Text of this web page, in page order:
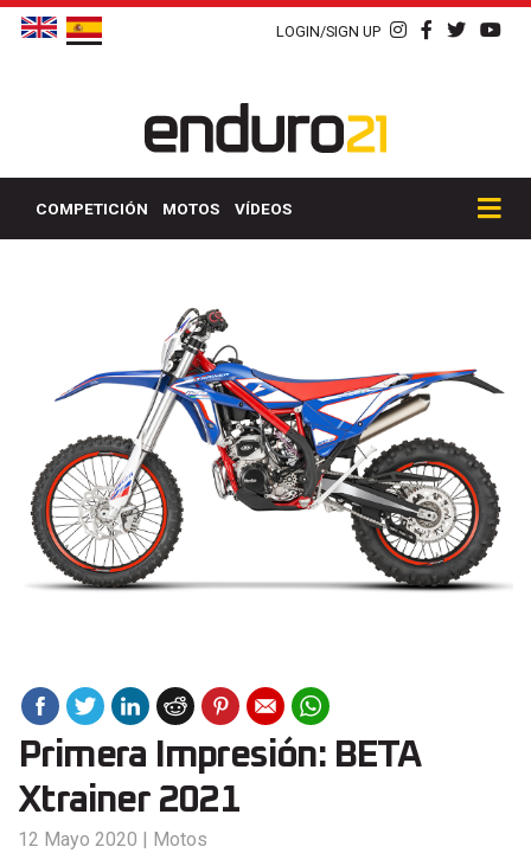
LOGIN/SIGN UP
COMPETICIÓN MOTOS VÍDEOS
Primera Impresión: BETA
Xtrainer 2021
12 Mayo 2020 | Motos